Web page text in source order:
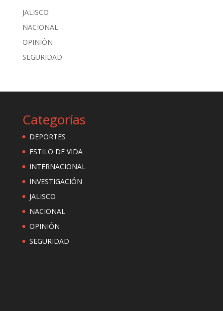
JALISCO
NACIONAL
OPINIÓN
SEGURIDAD
Categorías
DEPORTES
ESTILO DE VIDA
INTERNACIONAL
INVESTIGACIÓN
JALISCO
NACIONAL
OPINIÓN
SEGURIDAD